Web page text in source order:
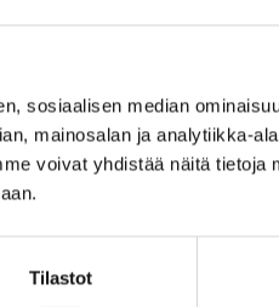
sosiaalisen median
mainosalan ja analytiikka-
voivat yhdistää näitä tietoja
Tilastot